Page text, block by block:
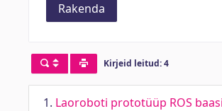
Rakenda
Kirjeid leitud: 4
1. Laoroboti prototüüp ROS